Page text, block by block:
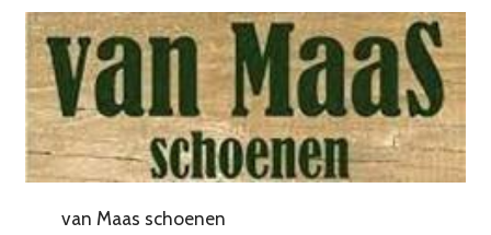
van Maas schoenen